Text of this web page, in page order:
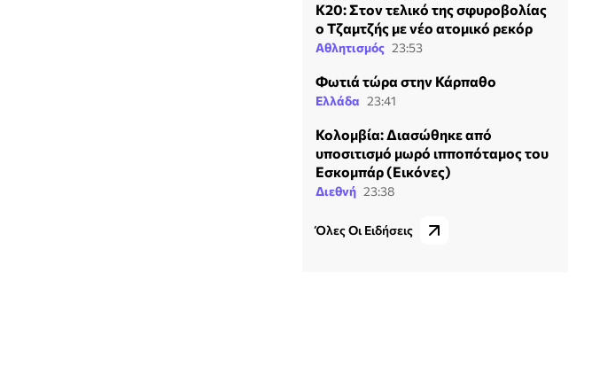
Κ20: Στον τελικό της σφυροβολίας
ο Τζαμτζής με νέο ατομικό ρεκόρ
Αθλητισμός 23:53
Φωτιά τώρα στην Κάρπαθο
Ελλάδα 23:41
Κολομβία: Διασώθηκε από
υποσιτισμό μωρό ιπποπόταμος του
Εσκομπάρ (Εικόνες)
Διεθνή 23:38
Όλες Οι Ειδήσεις